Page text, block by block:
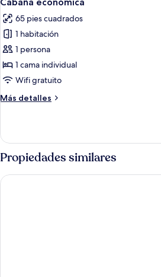
todas
las
fotos
de
Cabaña
económica
65 pies cuadrados
1 habitación
1 persona
1 cama individual
Wifi gratuito
Más detalles
Más
económica
Propiedades similares
SPOT ON 2629 Duta Karimun